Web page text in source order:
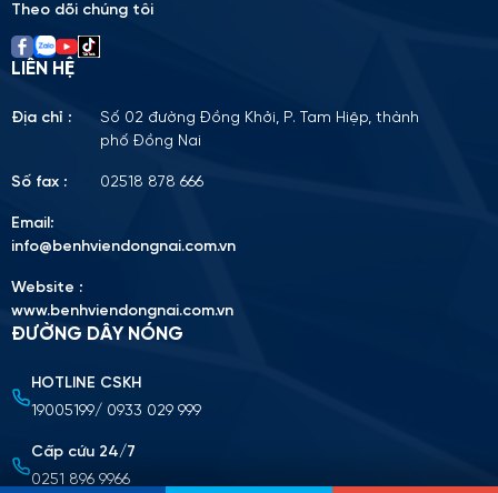
Tải lên CV (Định dạng PDF, tối đa 10MB)
Theo dõi chúng tôi
LIÊN HỆ
Địa chỉ :
Số 02 đường Đồng Khởi, P. Tam Hiệp, thành
phố Đồng Nai
Số fax : 02518 878 666
Email:
info@benhviendongnai.com.vn
Website :
www.benhviendongnai.com.vn
ĐƯỜNG DÂY NÓNG
HOTLINE CSKH
19005199/ 0933 029 999
Cấp cứu 24/7
0251 896 9966